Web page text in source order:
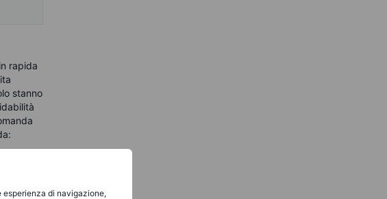
di navigazione,
rapida
stanno